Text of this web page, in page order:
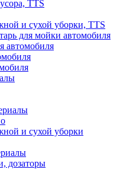
TTS
и сухой уборки, TTS
для мойки автомобиля
автомобиля
и сухой уборки
дозаторы